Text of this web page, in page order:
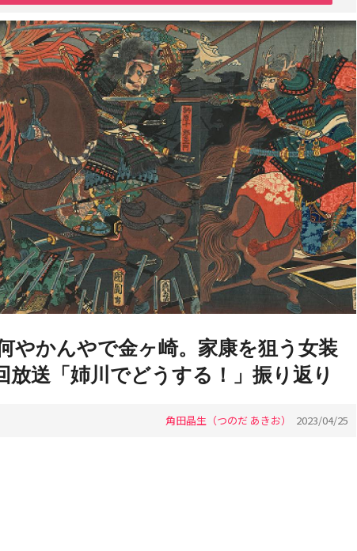
やかんやで金ヶ崎。家康を狙う女装
送「姉川でどうする！」振り返り
角田晶生（つのだ あきお） 2023/04/25